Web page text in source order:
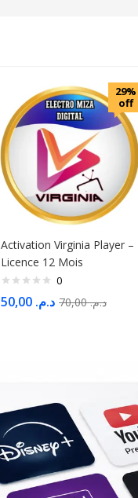
29%
off
Activation Virginia Player –
Licence 12 Mois
0
د.م. د.م.70,00